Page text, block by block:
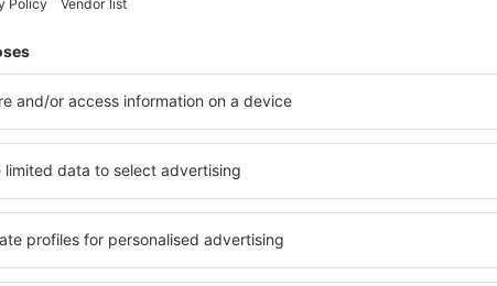
Mehr Angebote prüfen in Vidin
Vidin –